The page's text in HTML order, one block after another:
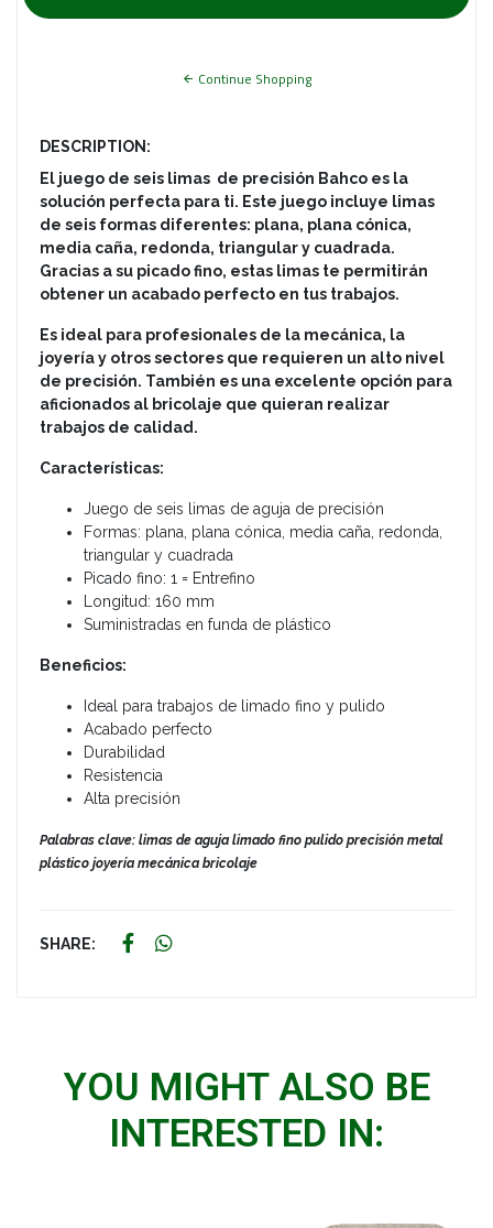
Continue Shopping
DESCRIPTION:
El juego de seis limas de precisión Bahco es la
solución perfecta para ti. Este juego incluye limas
de seis formas diferentes: plana, plana cónica,
media caña, redonda, triangular y cuadrada.
Gracias a su picado fino, estas limas te permitirán
obtener un acabado perfecto en tus trabajos.
Es ideal para profesionales de la mecánica, la
joyería y otros sectores que requieren un alto nivel
de precisión. También es una excelente opción para
aficionados al bricolaje que quieran realizar
trabajos de calidad.
Características:
Juego de seis limas de aguja de precisión
Formas: plana, plana cónica, media caña, redonda,
triangular y cuadrada
Picado fino: 1 = Entrefino
Longitud: 160 mm
Suministradas en funda de plástico
Beneficios:
Ideal para trabajos de limado fino y pulido
Acabado perfecto
Durabilidad
Resistencia
Alta precisión
Palabras clave: limas de aguja limado fino pulido precisión metal
plástico joyería mecánica bricolaje
SHARE:
YOU MIGHT ALSO BE
INTERESTED IN: